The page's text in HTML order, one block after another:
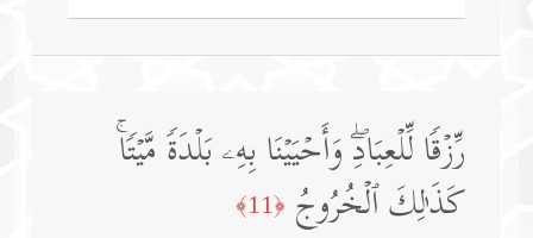
رِّزۡقࣰا لِّلۡعِبَادِۖ وَأَحۡیَیۡنَا بِهِۦ بَلۡدَةࣰ مَّیۡتࣰاۚ
كَذَ ٰ⁠لِكَ ٱلۡخُرُوجُ ﴿11﴾